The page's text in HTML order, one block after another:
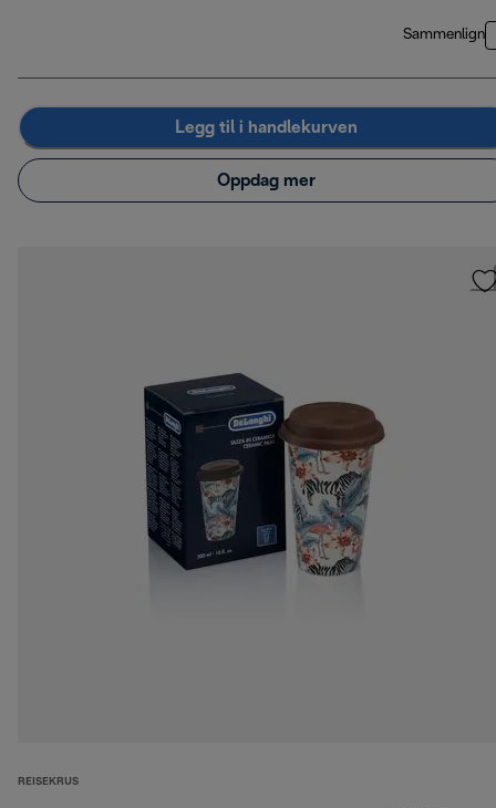
Sammenlign
Legg til i handlekurven
Oppdag mer
REISEKRUS